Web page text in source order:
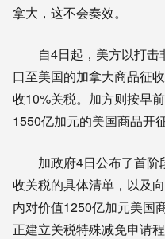
拿大，这不会奏效。
自4日起，美方以打击
口至美国的加拿大商品征
收10%关税。加方则按早
1550亿加元的美国商品开
加政府4日公布了首阶
收关税的具体清单，以及
内对价值1250亿加元美国
正建立关税特殊减免申请